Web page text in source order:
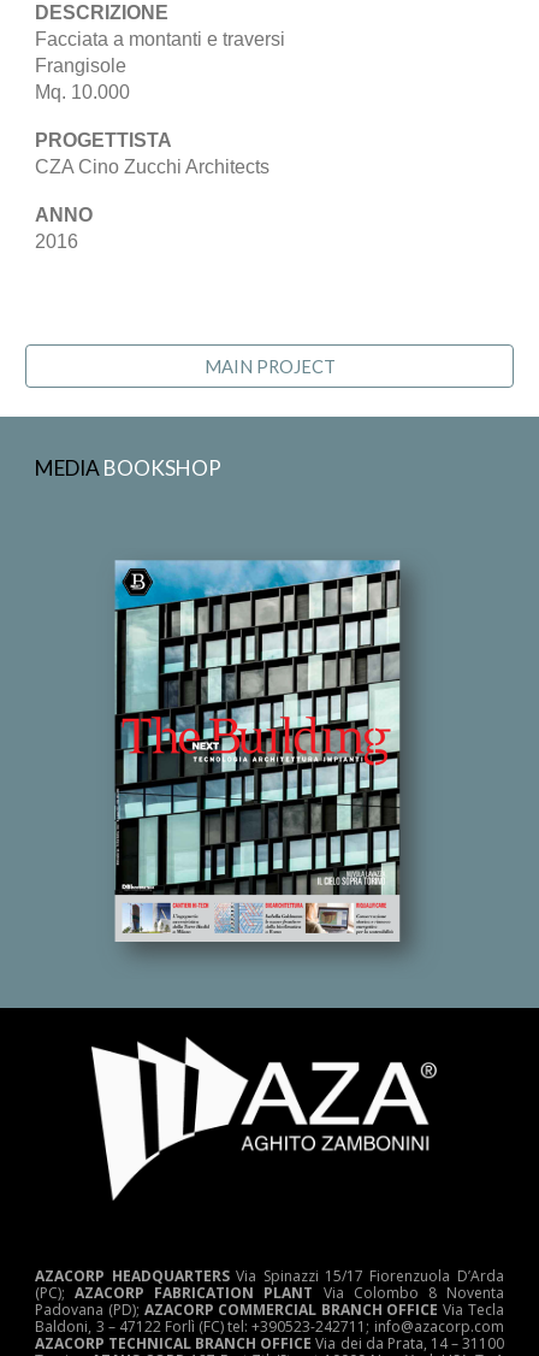
DESCRIZIONE
Facciata a montanti e traversi
Frangisole
Mq. 10.000
PROGETTISTA
CZA Cino Zucchi Architects
ANNO
2016
MAIN PROJECT
MEDIA BOOKSHOP
AZACORP HEADQUARTERSVia Spinazzi 15/17 Fiorenzuola D’Arda
(PC);AZACORP FABRICATION PLANT Via Colombo 8 Noventa
Padovana (PD); AZACORP COMMERCIAL BRANCH OFFICE Via Tecla
Baldoni, 3 – 47122 Forlì (FC) tel: +390523-242711; info@azacorp.com
AZACORP TECHNICAL BRANCH OFFICE Via dei da Prata, 14 – 31100